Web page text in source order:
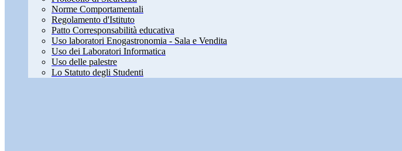
Norme Comportamentali
Regolamento d'Istituto
Patto Corresponsabilità educativa
Uso laboratori Enogastronomia - Sala e Vendita
Uso dei Laboratori Informatica
Uso delle palestre
Lo Statuto degli Studenti